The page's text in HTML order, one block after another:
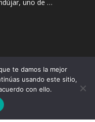
uno de …
Contactar
Publicidad
te damos la mejor
usando este sitio,
con ello.